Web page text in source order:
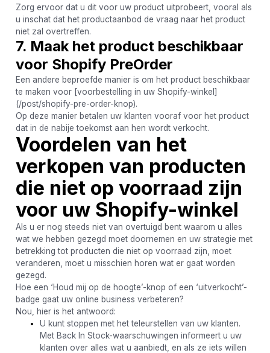
Zorg ervoor dat u dit voor uw product uitprobeert, vooral als
u inschat dat het productaanbod de vraag naar het product
niet zal overtreffen.
7. Maak het product beschikbaar
voor Shopify PreOrder
Een andere beproefde manier is om het product beschikbaar
te maken voor [voorbestelling in uw Shopify-winkel]
(/post/shopify-pre-order-knop).
Op deze manier betalen uw klanten vooraf voor het product
dat in de nabije toekomst aan hen wordt verkocht.
Voordelen van het
verkopen van producten
die niet op voorraad zijn
voor uw Shopify-winkel
Als u er nog steeds niet van overtuigd bent waarom u alles
wat we hebben gezegd moet doornemen en uw strategie met
betrekking tot producten die niet op voorraad zijn, moet
veranderen, moet u misschien horen wat er gaat worden
gezegd.
Hoe een ‘Houd mij op de hoogte’-knop of een ‘uitverkocht’-
badge gaat uw online business verbeteren?
Nou, hier is het antwoord:
U kunt stoppen met het teleurstellen van uw klanten.
Met Back In Stock-waarschuwingen informeert u uw
klanten over alles wat u aanbiedt, en als ze iets willen